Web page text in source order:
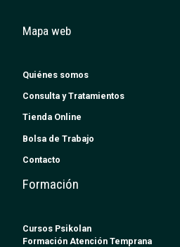
Mapa web
Quiénes somos
Consulta y Tratamientos
Tienda Online
Bolsa de Trabajo
Contacto
Formación
Cursos Psikolan
Formación Atención Temprana